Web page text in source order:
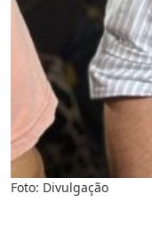
Foto: Divulgação